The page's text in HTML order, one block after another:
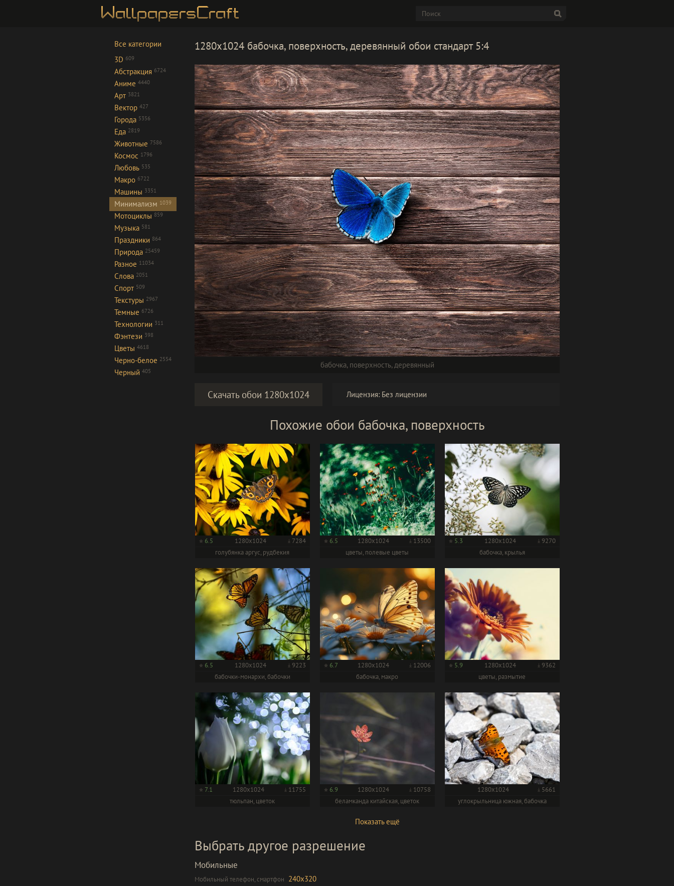
Все категории
3D 609
Абстракция 6724
Аниме 4440
Арт 3821
Вектор 427
Города 5356
Еда 2819
Животные 7586
Космос 1796
Любовь 535
Макро 6722
Машины 3351
Минимализм 1039
Мотоциклы 859
Музыка 581
Праздники 864
Природа 25459
Разное 11034
Слова 2051
Спорт 509
Текстуры 2967
Темные 6726
Технологии 311
Фэнтези 398
Цветы 4618
Черно-белое 2554
Черный 405
1280x1024 бабочка, поверхность, деревянный обои стандарт 5:4
бабочка, поверхность,деревянный
Скачать обои 1280x1024 Лицензия: Без лицензии
Похожие обои бабочка, поверхность
6.5 1280x1024
7284
голубянка аргус, рудбекия
6.5 1280x1024
13500
цветы, полевые цветы
5.3 1280x1024
9270
бабочка, крылья
6.5 1280x1024
9223
бабочки-монархи, бабочки
6.7 1280x1024
12006
бабочка, макро
5.9 1280x1024
9362
цветы, размытие
7.1 1280x1024
11755
тюльпан, цветок
6.9 1280x1024
10758
беламканда китайская, цветок
1280x1024
5661
углокрыльница южная, бабочка
Показать ещё
Выбрать другое разрешение
Мобильные
Мобильный телефон, смартфон 240x320